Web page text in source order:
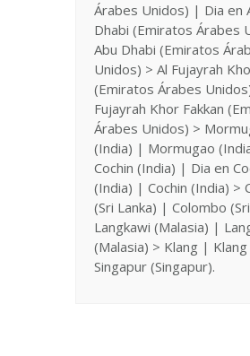
Árabes Unidos) | Dia en
Dhabi (Emiratos Árabes
Abu Dhabi (Emiratos
Unidos) > Al Fujayrah
(Emiratos Árabes
Fujayrah Khor Fakkan
Árabes Unidos) >
(India) | Mormugao
Cochin (India) | Dia en
(India) | Cochin (India) >
(Sri Lanka) | Colombo
Langkawi (Malasia) |
(Malasia) > Klang | Klang
Singapur (Singapur).